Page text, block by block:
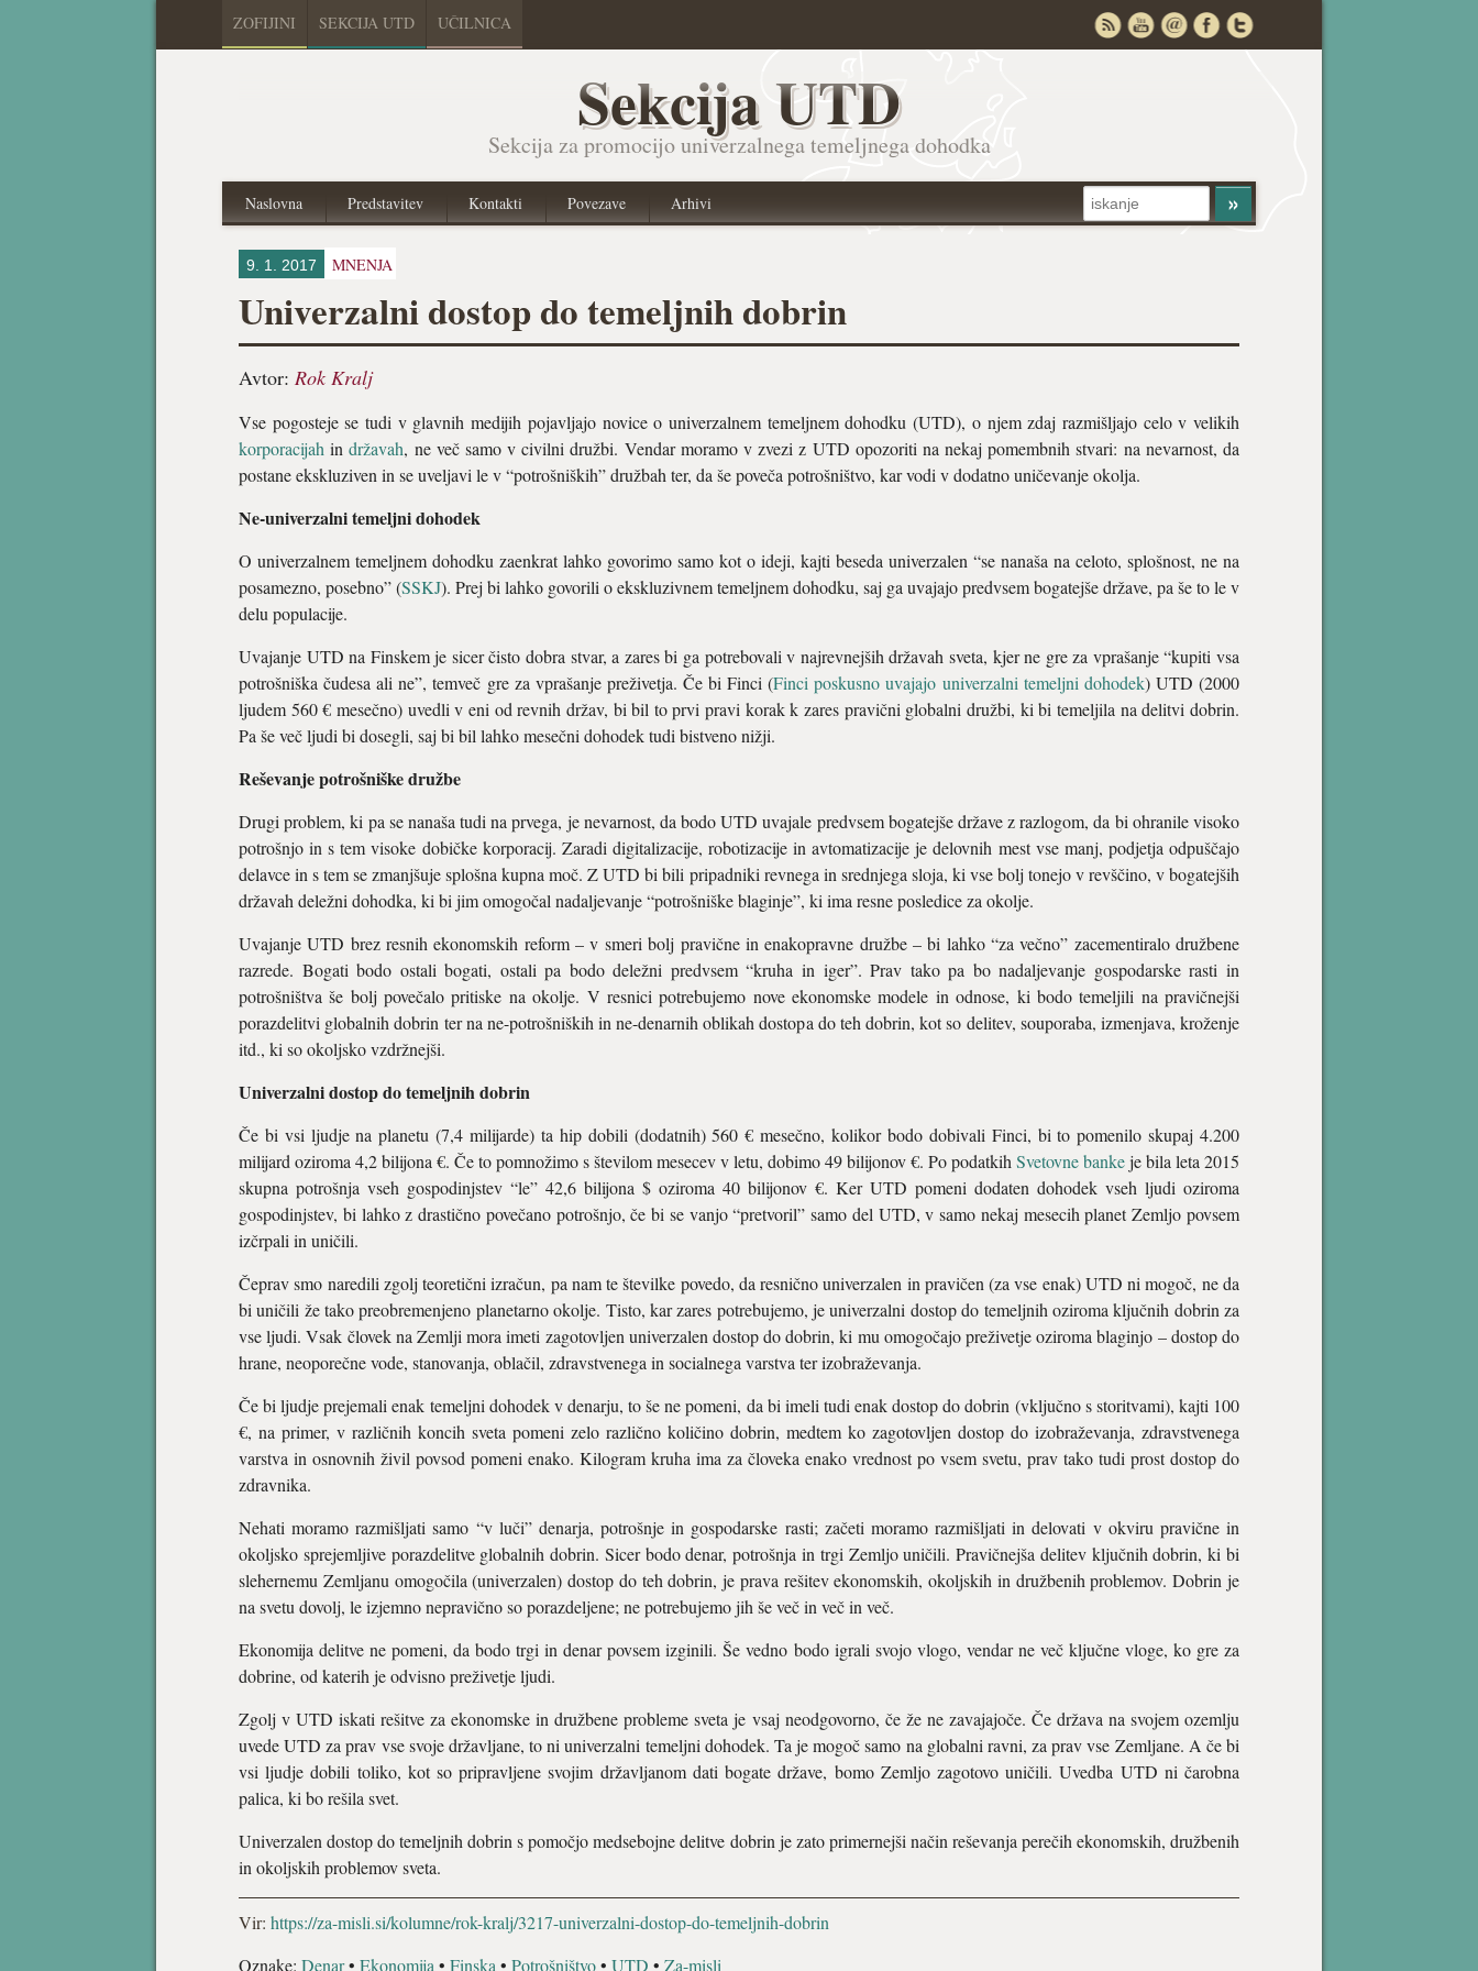
ZOFIJINI SEKCIJA UTD UČILNICA
Sekcija UTD
Sekcija za promocijo univerzalnega temeljnega dohodka
Naslovna Predstavitev Kontakti Povezave Arhivi
9. 1. 2017 MNENJA
Univerzalni dostop do temeljnih dobrin
Avtor: Rok Kralj
Vse pogosteje se tudi v glavnih medijih pojavljajo novice o univerzalnem temeljnem dohodku (UTD), o njem zdaj razmišljajo celo v velikih
korporacijah indržavah, ne več samo v civilni družbi. Vendar moramo v zvezi z UTD opozoriti na nekaj pomembnih stvari: na nevarnost, da
postane ekskluziven in se uveljavi le v “potrošniških” družbah ter, da še poveča potrošništvo, kar vodi v dodatno uničevanje okolja.
Ne-univerzalni temeljni dohodek
O univerzalnem temeljnem dohodku zaenkrat lahko govorimo samo kot o ideji, kajti beseda univerzalen “se nanaša na celoto, splošnost, ne na
posamezno, posebno” (SSKJ). Prej bi lahko govorili o ekskluzivnem temeljnem dohodku, saj ga uvajajo predvsem bogatejše države, pa še to le v
delu populacije.
Uvajanje UTD na Finskem je sicer čisto dobra stvar, a zares bi ga potrebovali v najrevnejših državah sveta, kjer ne gre za vprašanje “kupiti vsa
potrošniška čudesa ali ne”, temveč gre za vprašanje preživetja. Če bi Finci (Finci poskusno uvajajo univerzalni temeljni dohodek) UTD (2000
ljudem 560 € mesečno) uvedli v eni od revnih držav, bi bil to prvi pravi korak k zares pravični globalni družbi, ki bi temeljila na delitvi dobrin.
Pa še več ljudi bi dosegli, saj bi bil lahko mesečni dohodek tudi bistveno nižji.
Reševanje potrošniške družbe
Drugi problem, ki pa se nanaša tudi na prvega, je nevarnost, da bodo UTD uvajale predvsem bogatejše države z razlogom, da bi ohranile visoko
potrošnjo in s tem visoke dobičke korporacij. Zaradi digitalizacije, robotizacije in avtomatizacije je delovnih mest vse manj, podjetja odpuščajo
delavce in s tem se zmanjšuje splošna kupna moč. Z UTD bi bili pripadniki revnega in srednjega sloja, ki vse bolj tonejo v revščino, v bogatejših
državah deležni dohodka, ki bi jim omogočal nadaljevanje “potrošniške blaginje”, ki ima resne posledice za okolje.
Uvajanje UTD brez resnih ekonomskih reform – v smeri bolj pravične in enakopravne družbe – bi lahko “za večno” zacementiralo družbene
razrede. Bogati bodo ostali bogati, ostali pa bodo deležni predvsem “kruha in iger”. Prav tako pa bo nadaljevanje gospodarske rasti in
potrošništva še bolj povečalo pritiske na okolje. V resnici potrebujemo nove ekonomske modele in odnose, ki bodo temeljili na pravičnejši
porazdelitvi globalnih dobrin ter na ne-potrošniških in ne-denarnih oblikah dostopa do teh dobrin, kot so delitev, souporaba, izmenjava, kroženje
itd., ki so okoljsko vzdržnejši.
Univerzalni dostop do temeljnih dobrin
Če bi vsi ljudje na planetu (7,4 milijarde) ta hip dobili (dodatnih) 560 € mesečno, kolikor bodo dobivali Finci, bi to pomenilo skupaj 4.200
milijard oziroma 4,2 bilijona €. Če to pomnožimo s številom mesecev v letu, dobimo 49 bilijonov €. Po podatkih Svetovne bankeje bila leta 2015
skupna potrošnja vseh gospodinjstev “le” 42,6 bilijona $ oziroma 40 bilijonov €. Ker UTD pomeni dodaten dohodek vseh ljudi oziroma
gospodinjstev, bi lahko z drastično povečano potrošnjo, če bi se vanjo “pretvoril” samo del UTD, v samo nekaj mesecih planet Zemljo povsem
izčrpali in uničili.
Čeprav smo naredili zgolj teoretični izračun, pa nam te številke povedo, da resnično univerzalen in pravičen (za vse enak) UTD ni mogoč, ne da
bi uničili že tako preobremenjeno planetarno okolje. Tisto, kar zares potrebujemo, je univerzalni dostop do temeljnih oziroma ključnih dobrin za
vse ljudi. Vsak človek na Zemlji mora imeti zagotovljen univerzalen dostop do dobrin, ki mu omogočajo preživetje oziroma blaginjo – dostop do
hrane, neoporečne vode, stanovanja, oblačil, zdravstvenega in socialnega varstva ter izobraževanja.
Če bi ljudje prejemali enak temeljni dohodek v denarju, to še ne pomeni, da bi imeli tudi enak dostop do dobrin (vključno s storitvami), kajti 100
€, na primer, v različnih koncih sveta pomeni zelo različno količino dobrin, medtem ko zagotovljen dostop do izobraževanja, zdravstvenega
varstva in osnovnih živil povsod pomeni enako. Kilogram kruha ima za človeka enako vrednost po vsem svetu, prav tako tudi prost dostop do
zdravnika.
Nehati moramo razmišljati samo “v luči” denarja, potrošnje in gospodarske rasti; začeti moramo razmišljati in delovati v okviru pravične in
okoljsko sprejemljive porazdelitve globalnih dobrin. Sicer bodo denar, potrošnja in trgi Zemljo uničili. Pravičnejša delitev ključnih dobrin, ki bi
slehernemu Zemljanu omogočila (univerzalen) dostop do teh dobrin, je prava rešitev ekonomskih, okoljskih in družbenih problemov. Dobrin je
na svetu dovolj, le izjemno nepravično so porazdeljene; ne potrebujemo jih še več in več in več.
Ekonomija delitve ne pomeni, da bodo trgi in denar povsem izginili. Še vedno bodo igrali svojo vlogo, vendar ne več ključne vloge, ko gre za
dobrine, od katerih je odvisno preživetje ljudi.
Zgolj v UTD iskati rešitve za ekonomske in družbene probleme sveta je vsaj neodgovorno, če že ne zavajajoče. Če država na svojem ozemlju
uvede UTD za prav vse svoje državljane, to ni univerzalni temeljni dohodek. Ta je mogoč samo na globalni ravni, za prav vse Zemljane. A če bi
vsi ljudje dobili toliko, kot so pripravljene svojim državljanom dati bogate države, bomo Zemljo zagotovo uničili. Uvedba UTD ni čarobna
palica, ki bo rešila svet.
Univerzalen dostop do temeljnih dobrin s pomočjo medsebojne delitve dobrin je zato primernejši način reševanja perečih ekonomskih, družbenih
in okoljskih problemov sveta.
Vir: https://za-misli.si/kolumne/rok-kralj/3217-univerzalni-dostop-do-temeljnih-dobrin
Oznake: Denar• Ekonomija • Finska • Potrošništvo• UTD • Za-misli